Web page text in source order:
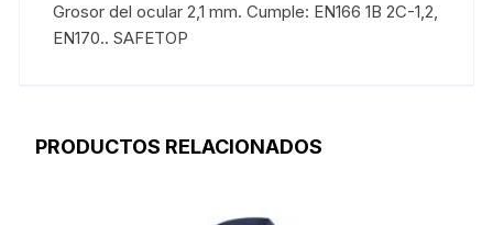
Grosor del ocular 2,1 mm. Cumple: EN166 1B 2C-1,2,
EN170.. SAFETOP
PRODUCTOS RELACIONADOS